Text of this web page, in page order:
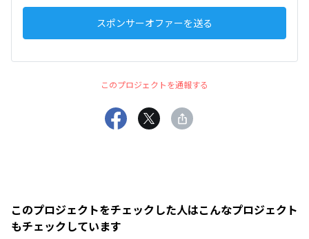
スポンサーオファーを送る
このプロジェクトを通報する
このプロジェクトをチェックした人はこんなプロジェクト
もチェックしています